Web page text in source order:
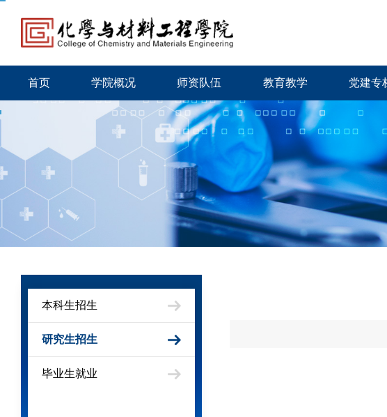
首页 学院概况 师资队伍 教育教学 党建专
本科生招生
研究生招生
毕业生就业